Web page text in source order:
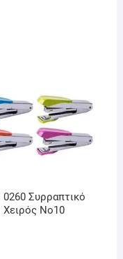
0260 Συρραπτικό
Χειρός No10